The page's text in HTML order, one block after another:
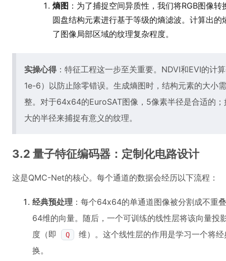
熵图 ：为了捕捉空间异质性，我们将RGB图像
圆盘结构元素进行基于等级的熵滤波。计算出
了图像局部区域的纹理复杂程度。
实操心得：特征工程这一步至关重要。NDVI和EVI的计
1e-6）以防止除零错误。生成熵图时，结构元素的大小
整。对于64x64的EuroSAT图像，5像素半径是合适的
大的半径来捕捉有意义的纹理。
3.2 量子特征编码器：定制化电路设计
这是QMC-Net的核心。每个通道的数据会经历以下流程：
经典预处理 ：每个64x64的单通道图像被分割成不重
64维的向量。随后，一个可训练的线性层将该向量投
度（即
Q
维）。这个线性层的作用是学习一个将
换。